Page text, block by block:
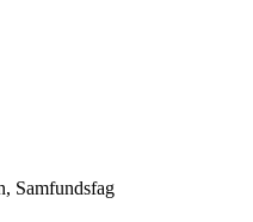
Samfundsfag